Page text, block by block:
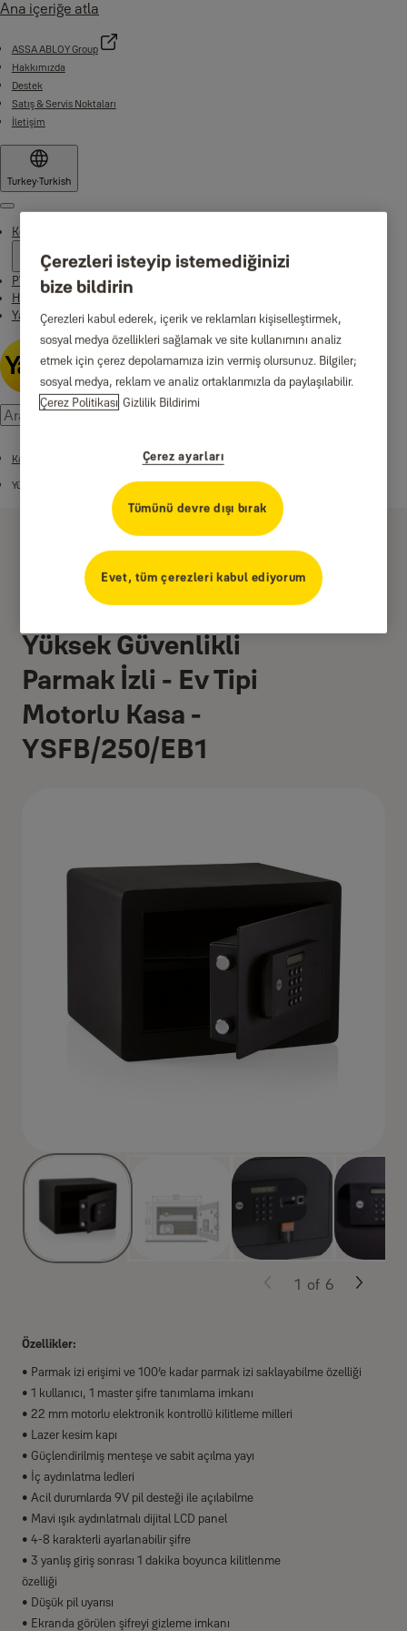
Ana içeriğe atla
ASSA ABLOY Group
Hakkımızda
Destek
Satış & Servis Noktaları
İletişim
Turkey·Turkish
Menu
Konut ve İşyeri Ürünleri
PVC Kapı ve Pencere Ürünleri
Haberler
Yale Home app
Kasalar
Yüksek Güvenlikli Parmak İzli Motorlu Kasalar - YENİ
Yüksek Güvenlikli
Parmak İzli - Ev Tipi
Motorlu Kasa -
YSFB/250/EB1
Özellikler:
• Parmak izi erişimi ve 100’e kadar parmak izi saklayabilme özelliği
• 1 kullanıcı, 1 master şifre tanımlama imkanı
• 22 mm motorlu elektronik kontrollü kilitleme milleri
• Lazer kesim kapı
• Güçlendirilmiş menteşe ve sabit açılma yayı
• İç aydınlatma ledleri
• Acil durumlarda 9V pil desteği ile açılabilme
• Mavi ışık aydınlatmalı dijital LCD panel
• 4-8 karakterli ayarlanabilir şifre
• 3 yanlış giriş sonrası 1 dakika boyunca kilitlenme
özelliği
• Düşük pil uyarısı
• Ekranda görülen şifreyi gizleme imkanı
1 of 6
Çerezleri isteyip istemediğinizi
bize bildirin
Çerezleri kabul ederek, içerik ve reklamları kişiselleştirmek,
sosyal medya özellikleri sağlamak ve site kullanımını analiz
etmek için çerez depolamamıza izin vermiş olursunuz. Bilgiler;
sosyal medya, reklam ve analiz ortaklarımızla da paylaşılabilir.
Çerez Politikası Gizlilik Bildirimi
Çerez ayarları
Tümünü devre dışı bırak
Evet, tüm çerezleri kabul ediyorum